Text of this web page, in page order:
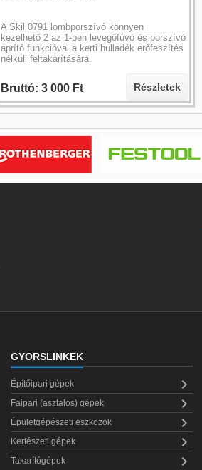
A Skil 0791 lombporszívó könnyen
kezelhető 2 az 1-ben levegőfúvó és porszívó
aprító funkcióval a kerti hulladék erőfeszítés
nélküli feltakarítására.
Bruttó: 3 000 Ft Részletek
GYORSLINKEK
Építőipari gépek 
Faipari (asztalos) gépek 
Épületgépészeti eszközök 
Kertészeti gépek 
Takarítógépek 